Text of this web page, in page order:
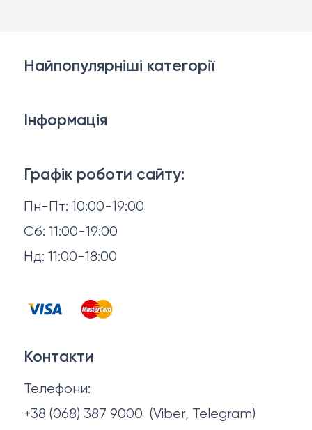
Графік роботи сайту:
Пн-Пт: 10:00-19:00
Сб: 11:00-19:00
Нд: 11:00-18:00
Найпопулярніші категорії
Матраци
Аксесуари для сну
Тумби та комоди
Інформація
Повернення й обмін
Відгуки
Контакти
Політика конфіденційності
Контакти
Телефони:
+38 (068) 387 9000 (Viber, Telegram)